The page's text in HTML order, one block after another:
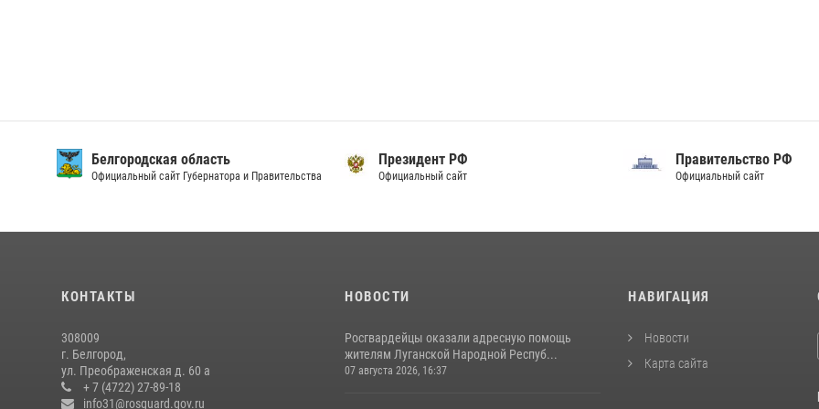
Белгородская область
Официальный сайт Губернатора и Правительства
Президент РФ
Официальный сайт
Правительство РФ
Официальный сайт
КОНТАКТЫ
308009
г. Белгород,
ул. Преображенская д. 60 а
+ 7 (4722) 27-89-18
info31@rosguard.gov.ru
НОВОСТИ
Росгвардейцы оказали адресную помощь
жителям Луганской Народной Респуб...
07 августа 2026, 16:37
НАВИГАЦИЯ
Новости
Карта сайта